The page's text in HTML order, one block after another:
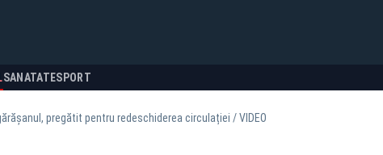
SANATATESPORT
pregătit pentru redeschiderea circulației / VIDEO